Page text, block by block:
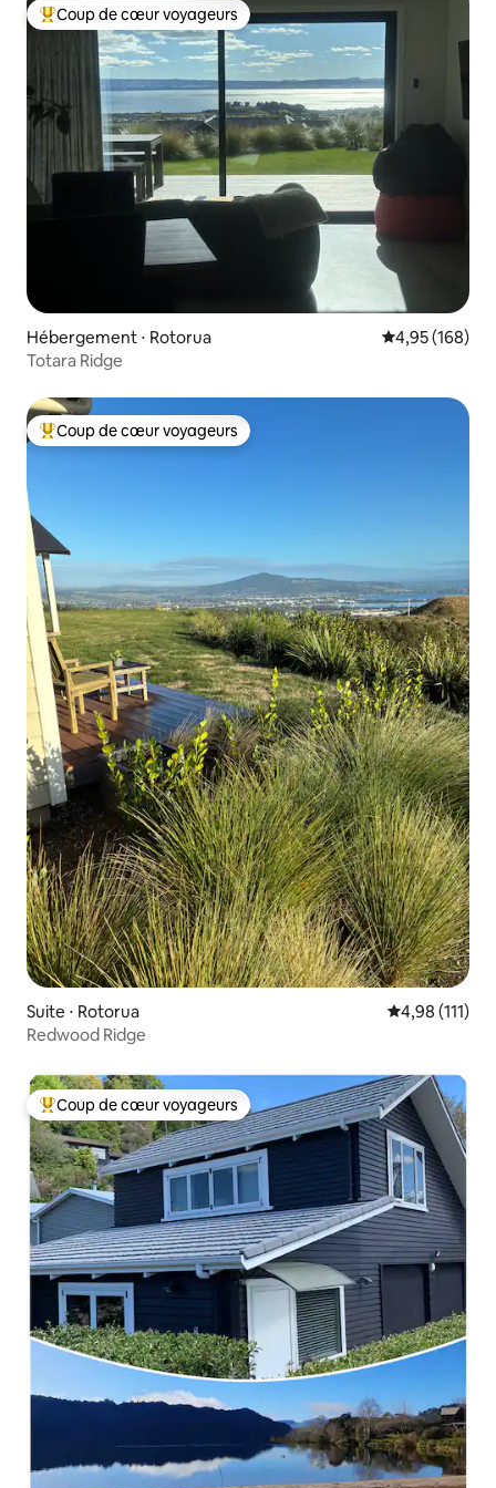
Coups de cœur voyageurs les plus appréciés
Coup de cœur voyageurs
Hébergement ⋅ Rotorua Évaluation
4,95 (168)
Totara Ridge
Coups de cœur voyageurs les plus appréciés
Coup de cœur voyageurs
Suite ⋅ Rotorua Évaluation
4,98 (111)
Redwood Ridge
Coups de cœur voyageurs les plus appréciés
Coup de cœur voyageurs